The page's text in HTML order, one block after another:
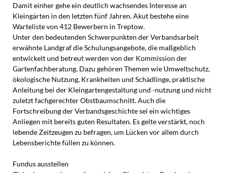
Damit einher gehe ein deutlich wachsendes Interesse an
Kleingärten in den letzten fünf Jahren. Akut bestehe eine
Warteliste von 412 Bewerbern in Treptow.
Unter den bedeutenden Schwerpunkten der Verbandsarbeit
erwähnte Landgraf die Schulungsangebote, die maßgeblich
entwickelt und betreut werden von der Kommission der
Gartenfachberatung. Dazu gehören Themen wie Umweltschutz,
ökologische Nutzung, Krankheiten und Schädlinge, praktische
Anleitung bei der Kleingartengestaltung und -nutzung und nicht
zuletzt fachgerechter Obstbaumschnitt. Auch die
Fortschreibung der Verbandsgeschichte sei ein wichtiges
Anliegen mit bereits guten Resultaten. Es gelte verstärkt, noch
lebende Zeitzeugen zu befragen, um Lücken vor allem durch
Lebensberichte füllen zu können.
Fundus ausstellen